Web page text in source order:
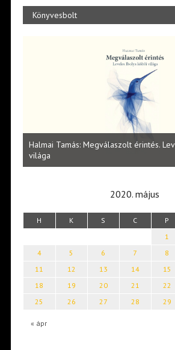
Könyvesbolt
Halmai Tamás: Megválaszolt érintés.
világa
2020. május
H K S C P
« ápr
1
4
5 6 7 8
11
12 13 14 15
18
19 20 21 22
25
26 27 28 29